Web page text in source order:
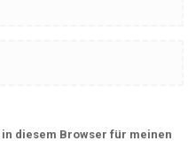
diesem Browser für meinen